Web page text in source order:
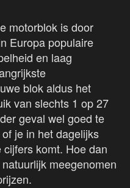
motorblok is door
Europa populaire
en laag
blok aldus het
van slechts 1 op 27
geval wel goed te
je in het dagelijks
komt. Hoe dan
meegenomen